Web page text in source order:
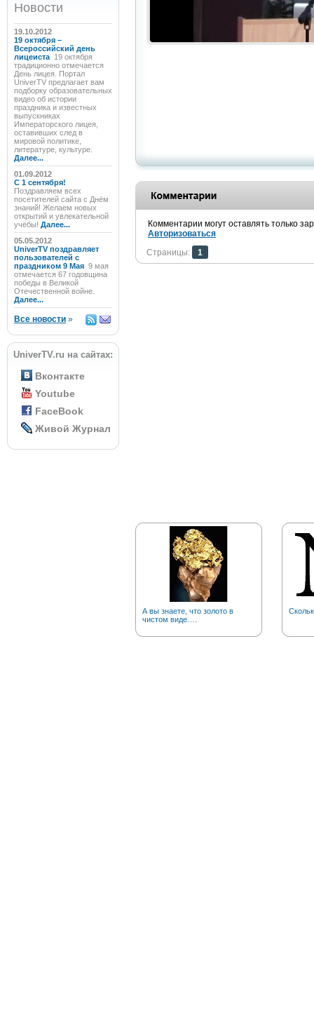
Новости
19.10.2012
19 октября –
Всероссийский день
лицеиста 19 октября
традиционно отмечается
День лицея. Портал
UniverTV предлагает вам
подборку образовательных
видео об истории
праздника и известных
выпускниках
Императорского лицея,
оставивших след в
мировой политике,
литературе, культуре.
Далее...
01.09.2012
C 1 сентября!
Поздравляем всех
посетителей сайта с Днём
знаний! Желаем новых
открытий и увлекательной
учёбы! Далее...
05.05.2012
UniverTV поздравляет
пользователей с
праздником 9 Мая 9 мая
отмечается 67 годовщина
победы в Великой
Отечественной войне.
Далее...
Все новости »
UniverTV.ru на сайтах:
Вконтакте
Youtube
FaceBook
Живой Журнал
Комментарии могут оставлять только
Авторизоваться
Страницы:
1
А вы знаете, что золото в
чистом виде….